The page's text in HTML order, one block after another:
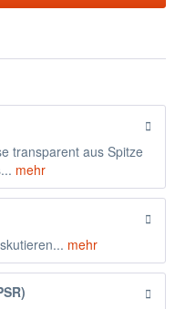
transparent aus Spitze
mehr
mehr